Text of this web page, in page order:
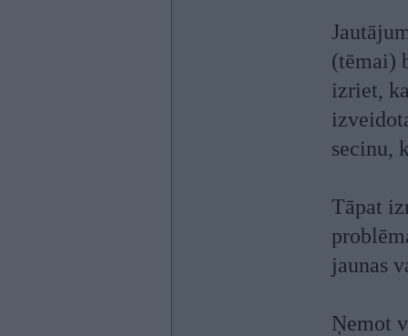
(tēmai)
izriet,
secinu,
Tāpat
jaunas
Ņemot